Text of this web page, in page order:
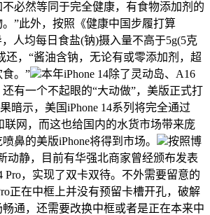
必然等同于完全健康，有食物添加剂的
”此外，按照《健康中国步履打算
，人均每日食盐(钠)摄入量不高于5g(5克
还，“酱油含钠，无论有或零添加剂，超
。”
本年iPhone 14除了灵动岛、A16
有一个不起眼的“大动做”，美版正式打
暗示，美国iPhone 14系列将完全通过
联网，而这也给国内的水货市场带来庞
鼻的美版iPhone将得到市场。
按照博
动静，目前有华强北商家曾经颁布发表
Pro，实现了双卡双待。不外需要留意的
正在中框上并没有预留卡槽开孔，破解
通，还需要改换中框或者是正在本来中